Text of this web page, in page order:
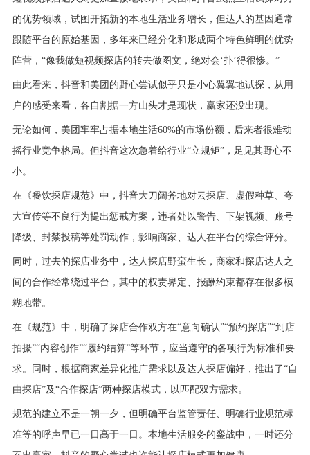
的优势领域，试图开拓新的本地生活业务增长，但达人的基因通常
跟随平台的原始基因，多年来已经分化和形成两个特色鲜明的优势
阵营，“像我做短视频探店的转去做图文，绝对会‘扑’得很惨。”
由此看来，抖音和美团的野心尝试似乎只是小心翼翼地试探，从用
户的感受来看，各自割据一方山头才是现状，赢家还没出现。
无论如何，美团牢牢占据本地生活60%的市场份额，后来者很难动
摇行业竞争格局。但抖音这次急着给行业“立规矩”，足见其野心不
小。
在《餐饮探店规范》中，抖音大刀阔斧地对云探店、虚假种草、夸
大宣传等不良行为提出惩戒方案，违者处以警告、下架视频、账号
降级、封禁投稿等处罚动作，影响商家、达人在平台的综合评分。
同时，过去的探店业务中，达人探店野蛮生长，商家和探店达人之
间的合作经常绕过平台，其中的权责界定、报酬约束都存在很多模
糊地带。
在《规范》中，明确了探店合作双方在“意向确认”“预约探店”“到店
拍摄”“内容创作”“履约结算”等环节，应当遵守的各项行为标准和要
求。同时，根据商家差异化推广需求以及达人探店偏好，推出了“自
由探店”及“合作探店”两种探店模式，以匹配双方需求。
规范的建立不是一朝一夕，但明确平台监管责任、明确行业规范标
准等的呼声早已一日高于一日。本地生活服务的銮战中，一时还分